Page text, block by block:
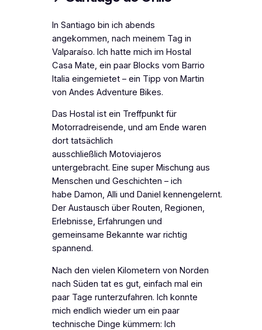
In Santiago bin ich abends
angekommen, nach meinem Tag in
Valparaíso. Ich hatte mich im Hostal
Casa Mate, ein paar Blocks vom Barrio
Italia eingemietet – ein Tipp von Martin
von Andes Adventure Bikes.
Das Hostal ist ein Treffpunkt für
Motorradreisende, und am Ende waren
dort tatsächlich
ausschließlich Motoviajeros
untergebracht. Eine super Mischung aus
Menschen und Geschichten – ich
habe Damon, Alli und Daniel kennengelernt.
Der Austausch über Routen, Regionen,
Erlebnisse, Erfahrungen und
gemeinsame Bekannte war richtig
spannend.
Nach den vielen Kilometern von Norden
nach Süden tat es gut, einfach mal ein
paar Tage runterzufahren. Ich konnte
mich endlich wieder um ein paar
technische Dinge kümmern: Ich